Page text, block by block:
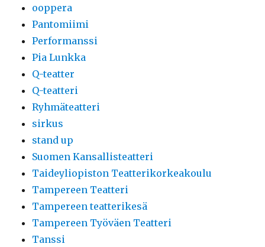
ooppera
Pantomiimi
Performanssi
Pia Lunkka
Q-teatter
Q-teatteri
Ryhmäteatteri
sirkus
stand up
Suomen Kansallisteatteri
Taideyliopiston Teatterikorkeakoulu
Tampereen Teatteri
Tampereen teatterikesä
Tampereen Työväen Teatteri
Tanssi